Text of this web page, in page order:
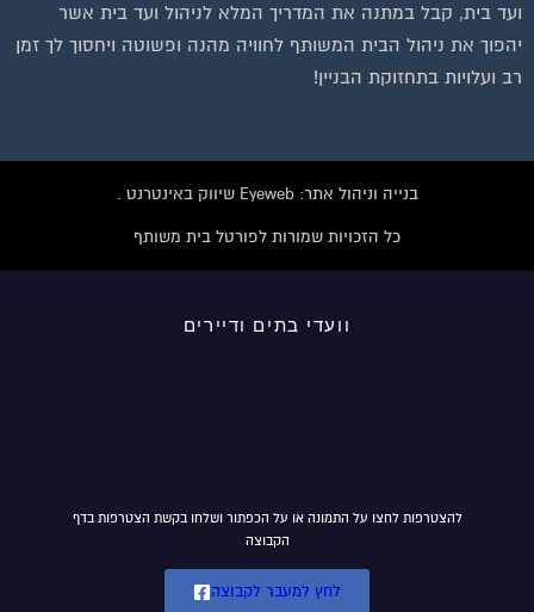
ועד בית, קבל במתנה את המדריך המלא לניהול ועד בית אשר
יהפוך את ניהול הבית המשותף לחוויה מהנה ופשוטה ויחסוך לך זמן
רב ועלויות בתחזוקת הבניין!
בנייה וניהול אתר: Eyeweb שיווק באינטרנט .
כל הזכויות שמורות לפורטל בית משותף
וועדי בתים ודיירים
להצטרפות לחצו על התמונה או על הכפתור ושלחו בקשת הצטרפות בדף
הקבוצה
לחץ למעבר לקבוצה